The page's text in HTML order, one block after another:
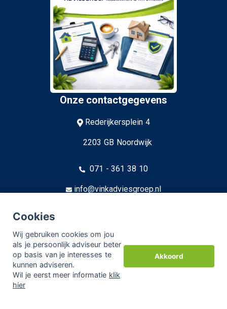
Cookies
Wij gebruiken cookies om jou
als je persoonlijk adviseur beter
op basis van je interesses te
kunnen adviseren.
Wil je eerst meer informatie klik
hier
Akkoord
Onze contactgegevens
Rederijkersplein 4
2203 GB Noordwijk
071 - 361 38 10
info@vinkadviesgroep.nl
AFM: 12005222
© CopyrightAssupport BV2026
Sitemap